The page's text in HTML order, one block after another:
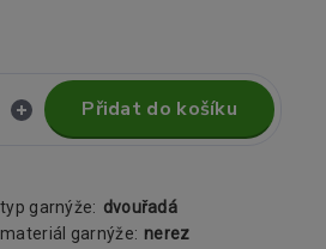
Přidat do košíku
typ garnýže: dvouřadá
materiál garnýže: nerez